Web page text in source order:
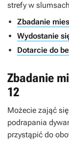
strefy w
Zbadanie
Wydostanie
Dotarcie do
Zbadanie
12
Możecie zająć
podrapania
przystąpić do